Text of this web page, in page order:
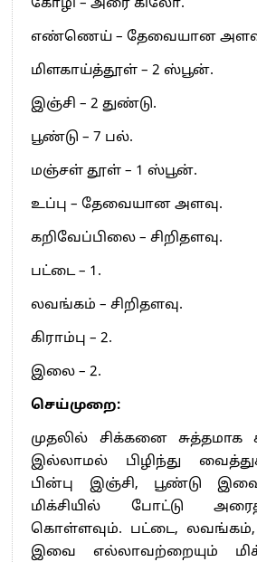
கோழி – அரை கிலோ.
எண்ணெய் – தேவையான
மிளகாய்த்தூள் – 2 ஸ்பூன்.
இஞ்சி – 2 துண்டு.
பூண்டு – 7 பல்.
மஞ்சள் தூள் – 1 ஸ்பூன்.
உப்பு – தேவையான அளவு.
கறிவேப்பிலை – சிறிதளவு.
பட்டை – 1.
லவங்கம் – சிறிதளவு.
கிராம்பு – 2.
இலை – 2.
செய்முறை:
முதலில் சிக்கனை
இல்லாமல் பிழிந்து
பின்பு இஞ்சி, பூண்டு
மிக்சியில் போட்டு
கொள்ளவும். பட்டை, லவங்கம்,
இவை எல்லாவற்றையும்